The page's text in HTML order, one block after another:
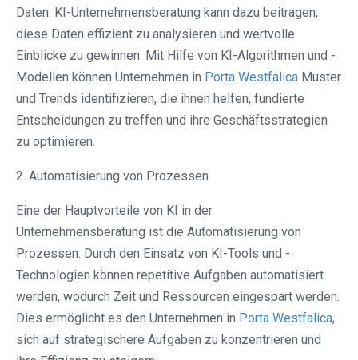
Daten. KI-Unternehmensberatung kann dazu beitragen,
diese Daten effizient zu analysieren und wertvolle
Einblicke zu gewinnen. Mit Hilfe von KI-Algorithmen und -
Modellen können Unternehmen in Porta Westfalica⁠ Muster
und Trends identifizieren, die ihnen helfen, fundierte
Entscheidungen zu treffen und ihre Geschäftsstrategien
zu optimieren.
2. Automatisierung von Prozessen
Eine der Hauptvorteile von KI in der
Unternehmensberatung ist die Automatisierung von
Prozessen. Durch den Einsatz von KI-Tools und -
Technologien können repetitive Aufgaben automatisiert
werden, wodurch Zeit und Ressourcen eingespart werden.
Dies ermöglicht es den Unternehmen in Porta Westfalica⁠,
sich auf strategischere Aufgaben zu konzentrieren und